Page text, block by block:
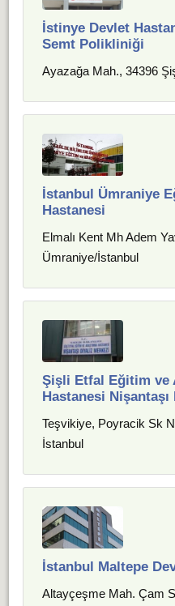
İstinye Devlet
Semt Polikliniği
Ayazağa Mah., 34396
İstanbul Ümraniye
Hastanesi
Elmalı Kent Mh Adem
Ümraniye/İstanbul
Şişli Etfal Eğitim ve
Hastanesi
Teşvikiye, Poyracik Sk
İstanbul
İstanbul Maltepe
Altayçeşme Mah. Çam